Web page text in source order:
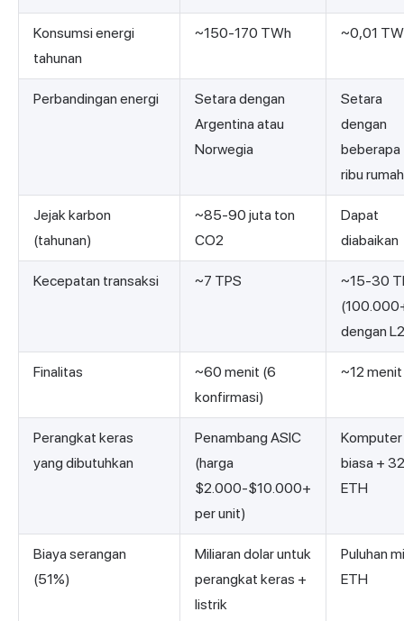
Konsumsi energi
tahunan
~150-170 TWh ~0,01
Perbandingan energi
Setara dengan
Argentina atau
Norwegia
Setara
dengan
beberapa
ribu rumah
Jejak karbon
(tahunan)
~85-90 juta ton
CO2
Dapat
diabaikan
Kecepatan transaksi ~7 TPS
~15-30
dengan
Finalitas
~60 menit (6
konfirmasi)
~12 menit
Perangkat keras
yang dibutuhkan
Penambang ASIC
(harga
$2.000-$10.000+
per unit)
Komputer
biasa + 32
ETH
Biaya serangan
(51%)
Miliaran dolar untuk
perangkat keras +
listrik
Puluhan
ETH